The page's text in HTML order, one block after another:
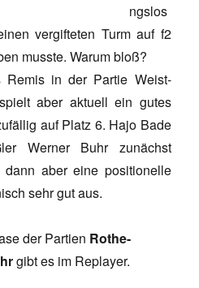
ngslos
vergifteten Turm auf f2
musste. Warum bloß?
Remis in der Partie Weist-
aber aktuell ein gutes
auf Platz 6. Hajo Bade
Werner Buhr zunächst
dann aber eine positionelle
sehr gut aus.
der Partien Rothe-
gibt es im Replayer.